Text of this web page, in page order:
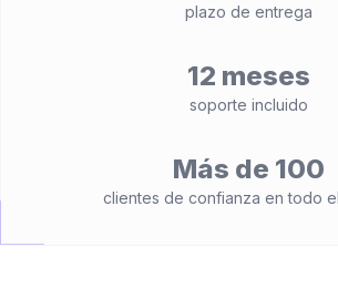
plazo de entrega
12 meses
soporte incluido
Más de 100
clientes de confianza en todo